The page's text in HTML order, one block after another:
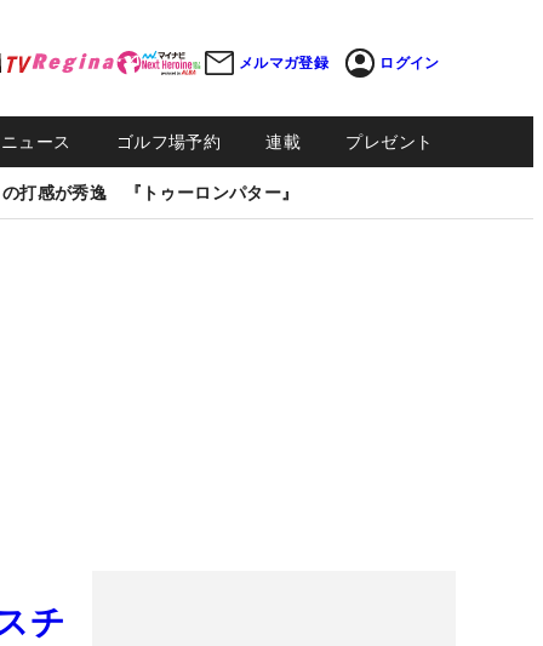
メルマガ登録 ログイン
ュース ゴルフ場予約 連載 プレゼント
打感が秀逸 『トゥーロンパター』
チ